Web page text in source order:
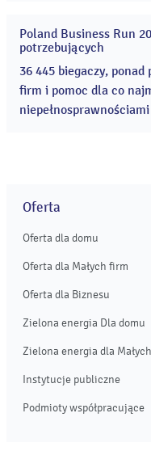
Poland Business Run
potrzebujących
36 445 biegaczy,
firm i pomoc dla co
Oferta
Oferta dla domu
Oferta dla Małych firm
Oferta dla Biznesu
Zielona energia Dla domu
Zielona energia dla
Instytucje publiczne
Podmioty współpracujące